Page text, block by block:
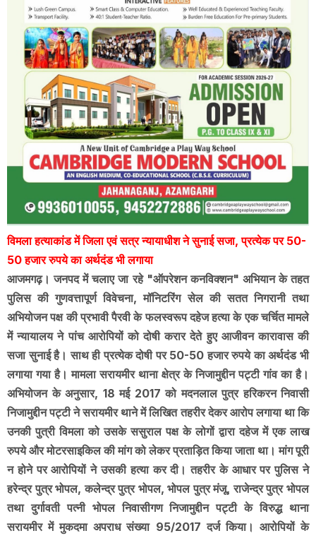
विमला हत्याकांड में जिला एवं सत्र न्यायाधीश ने सुनाई सजा, प्रत्येक पर 50-
50 हजार रुपये का अर्थदंड भी लगाया
आजमगढ़। जनपद में चलाए जा रहे "ऑपरेशन कनविक्शन" अभियान के तहत
पुलिस की गुणवत्तापूर्ण विवेचना, मॉनिटरिंग सेल की सतत निगरानी तथा
अभियोजन पक्ष की प्रभावी पैरवी के फलस्वरूप दहेज हत्या के एक चर्चित मामले
में न्यायालय ने पांच आरोपियों को दोषी करार देते हुए आजीवन कारावास की
सजा सुनाई है। साथ ही प्रत्येक दोषी पर 50-50 हजार रुपये का अर्थदंड भी
लगाया गया है। मामला सरायमीर थाना क्षेत्र के निजामुद्दीन पट्टी गांव का है।
अभियोजन के अनुसार, 18 मई 2017 को मदनलाल पुत्र हरिकरन निवासी
निजामुद्दीन पट्टी ने सरायमीर थाने में लिखित तहरीर देकर आरोप लगाया था कि
उनकी पुत्री विमला को उसके ससुराल पक्ष के लोगों द्वारा दहेज में एक लाख
रुपये और मोटरसाइकिल की मांग को लेकर प्रताड़ित किया जाता था। मांग पूरी
न होने पर आरोपियों ने उसकी हत्या कर दी। तहरीर के आधार पर पुलिस ने
हरेन्द्र पुत्र भोपल, कलेन्द्र पुत्र भोपल, भोपल पुत्र मंजू, राजेन्द्र पुत्र भोपल
तथा दुर्गावती पत्नी भोपल निवासीगण निजामुद्दीन पट्टी के विरुद्ध थाना
सरायमीर में मुकदमा अपराध संख्या 95/2017 दर्ज किया। आरोपियों के